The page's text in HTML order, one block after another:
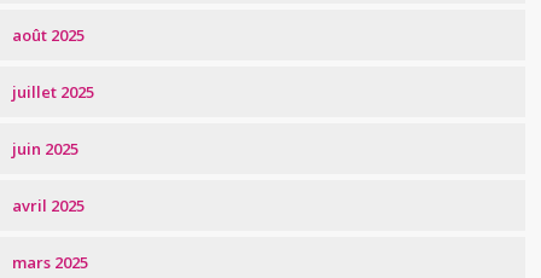
août 2025
juillet 2025
juin 2025
avril 2025
mars 2025